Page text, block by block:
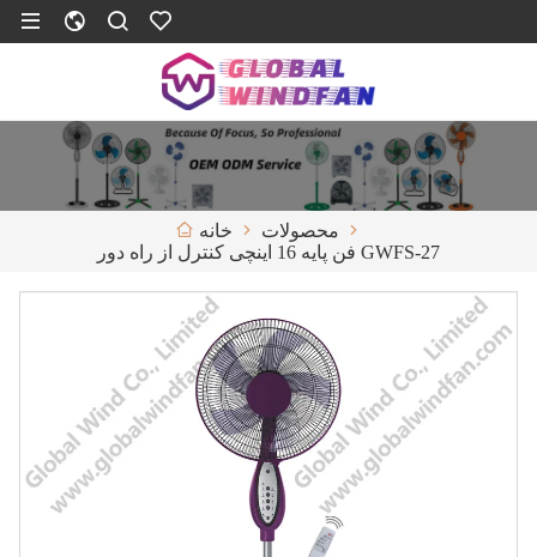
خانه
محصولات
فن پایه 16 اینچی کنترل از راه دور GWFS-27